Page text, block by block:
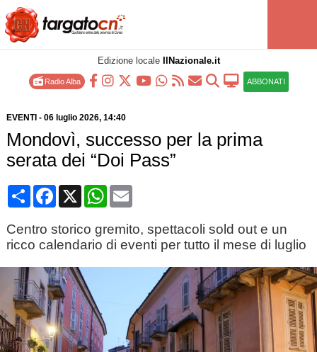
Edizione locale IlNazionale.it
Radio Alba ABBONATI
EVENTI - 06 luglio 2026, 14:40
Mondovì, successo per la prima
serata dei “Doi Pass”
CondividiFacebook
X WhatsApp
Email
Centro storico gremito, spettacoli sold out e un
ricco calendario di eventi per tutto il mese di luglio